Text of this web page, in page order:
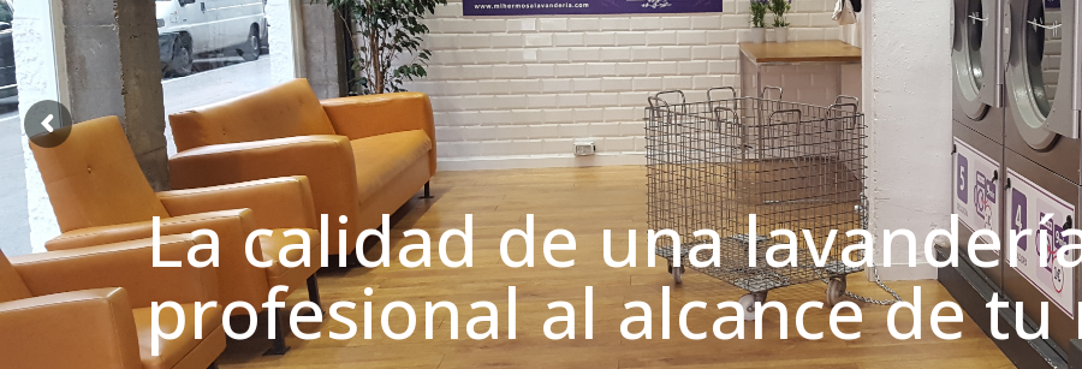
La calidad de una
profesional al alcance de tu